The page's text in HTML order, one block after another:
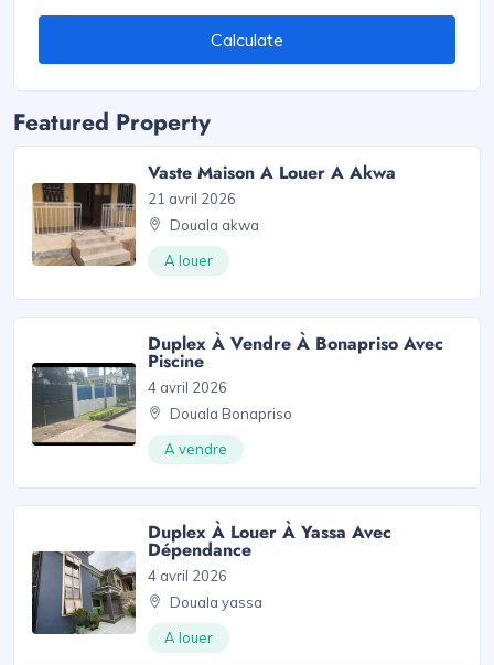
Calculate
Featured Property
Vaste Maison A Louer A Akwa
21 avril 2026
Douala akwa
A louer
Duplex À Vendre À Bonapriso Avec
Piscine
4 avril 2026
Douala Bonapriso
A vendre
Duplex À Louer À Yassa Avec
Dépendance
4 avril 2026
Douala yassa
A louer